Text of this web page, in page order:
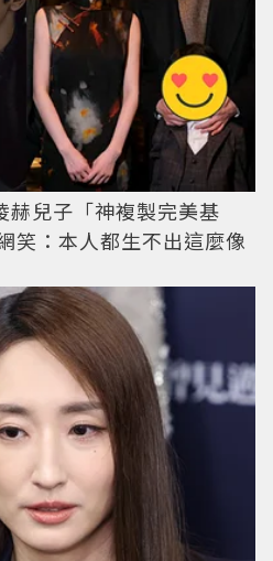
赫兒子「神複製完美基
笑：本人都生不出這麼像